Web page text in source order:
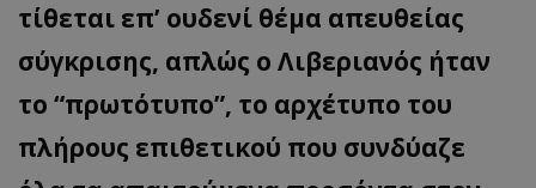
τίθεται επ’ ουδενί θέμα απευθείας
σύγκρισης, απλώς ο Λιβεριανός ήταν
το “πρωτότυπο”, το αρχέτυπο του
πλήρους επιθετικού που συνδύαζε